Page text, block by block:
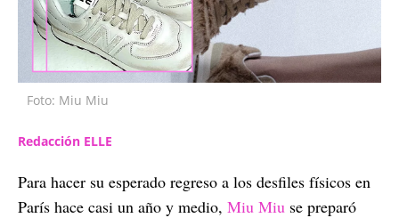
Foto: Miu Miu
Redacción ELLE
Para hacer su esperado regreso a los desfiles físicos en
París hace casi un año y medio, Miu Miu se preparó